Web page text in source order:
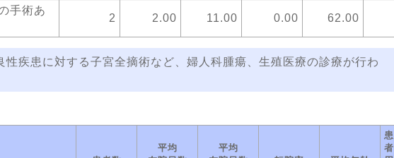
手術あ
2 2.00 11.00 0.00 62.00
疾患に対する子宮全摘術など、婦人科腫瘍、生殖医療の診療が行わ
平均
平均
患
者